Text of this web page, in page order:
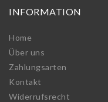
INFORMATION
Home
Über uns
Zahlungsarten
Kontakt
Widerrufs­recht